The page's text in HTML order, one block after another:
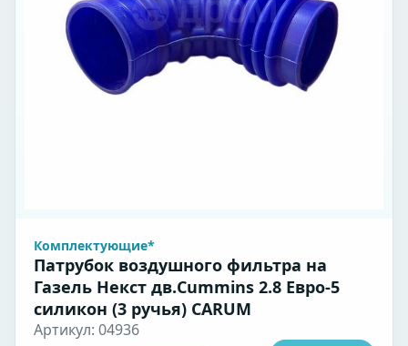
Комплектующие*
Патрубок воздушного фильтра на
Газель Некст дв.Cummins 2.8 Евро-5
силикон (3 ручья) CARUM
Артикул: 04936